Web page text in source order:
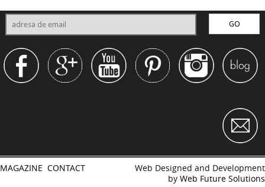
MAGAZINE CONTACT
Web Designed and Development
by Web Future Solutions